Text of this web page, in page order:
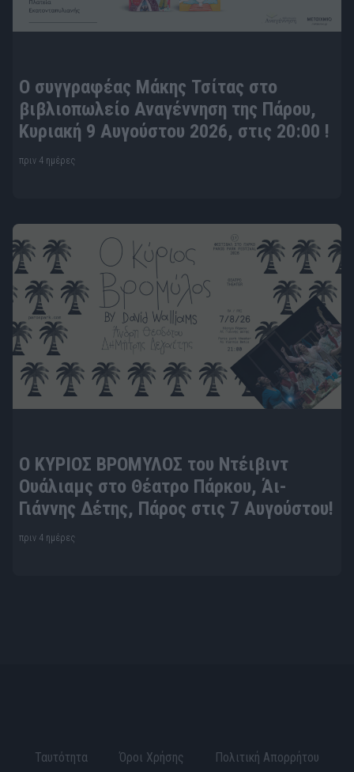
Ο συγγραφέας Μάκης Τσίτας στο
βιβλιοπωλείο Αναγέννηση της Πάρου,
Κυριακή 9 Αυγούστου 2026, στις 20:00 !
πριν 4 ημέρες
Ο ΚΥΡΙΟΣ ΒΡΟΜΥΛΟΣ του Ντέιβιντ
Ουάλιαμς στο Θέατρο Πάρκου, Άι-
Γιάννης Δέτης, Πάρος στις 7 Αυγούστου!
πριν 4 ημέρες
Ταυτότητα Όροι Χρήσης Πολιτική Απορρήτου